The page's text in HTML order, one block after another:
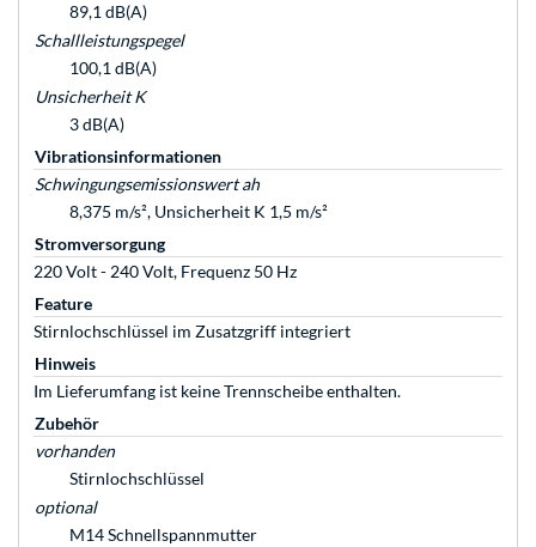
89,1 dB(A)
Schallleistungspegel
100,1 dB(A)
Unsicherheit K
3 dB(A)
Vibrationsinformationen
Schwingungsemissionswert ah
8,375 m/s², Unsicherheit K 1,5 m/s²
Stromversorgung
220 Volt - 240 Volt, Frequenz 50 Hz
Feature
Stirnlochschlüssel im Zusatzgriff integriert
Hinweis
Im Lieferumfang ist keine Trennscheibe enthalten.
Zubehör
vorhanden
Stirnlochschlüssel
optional
M14 Schnellspannmutter